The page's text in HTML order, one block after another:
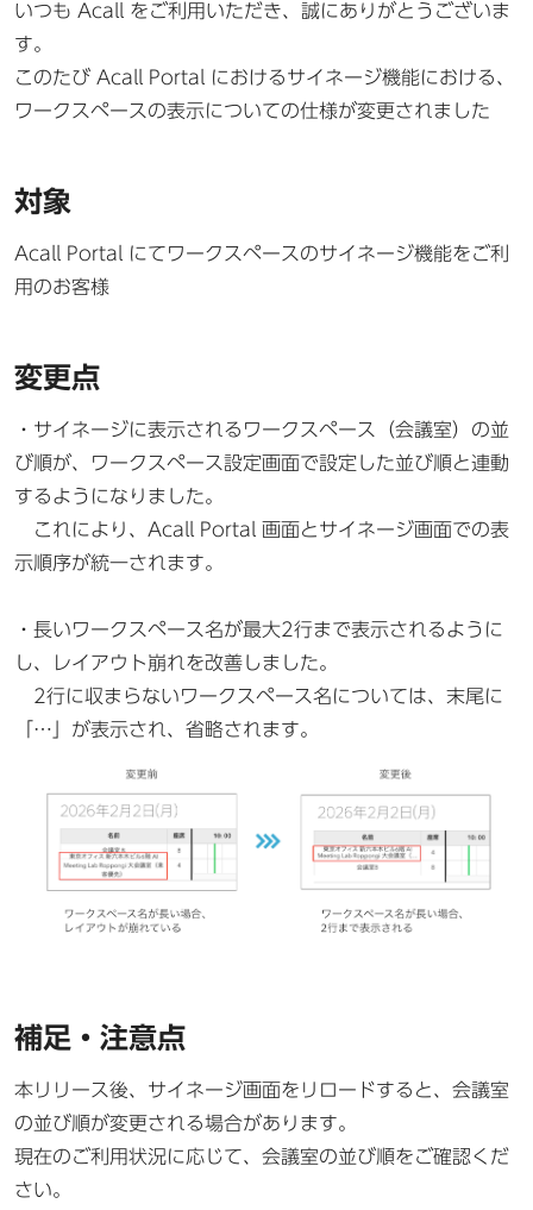
いつも Acall をご利用いただき、誠にありがとうございま
す。
このたび Acall Portal におけるサイネージ機能における、
ワークスペースの表示についての仕様が変更されました
対象
Acall Portal にてワークスペースのサイネージ機能をご利
用のお客様
変更点
・サイネージに表示されるワークスペース（会議室）の並
び順が、ワークスペース設定画面で設定した並び順と連動
するようになりました。
これにより、Acall Portal 画面とサイネージ画面での表
示順序が統一されます。
・長いワークスペース名が最大2行まで表示されるように
し、レイアウト崩れを改善しました。
2行に収まらないワークスペース名については、末尾に
「…」が表示され、省略されます。
補足・注意点
本リリース後、サイネージ画面をリロードすると、会議室
の並び順が変更される場合があります。
現在のご利用状況に応じて、会議室の並び順をご確認くだ
さい。